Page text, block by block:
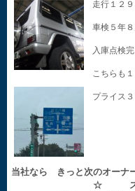
走行１２
車検５年８
入庫点検完
こちらも
プライス
当社なら きっと次のオーナ
☆ ス